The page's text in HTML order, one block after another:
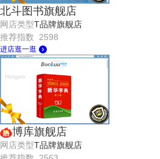
北斗图书旗舰店
网店类型T品牌旗舰店
推荐指数 2598
进店逛一逛
博库旗舰店
网店类型T品牌旗舰店